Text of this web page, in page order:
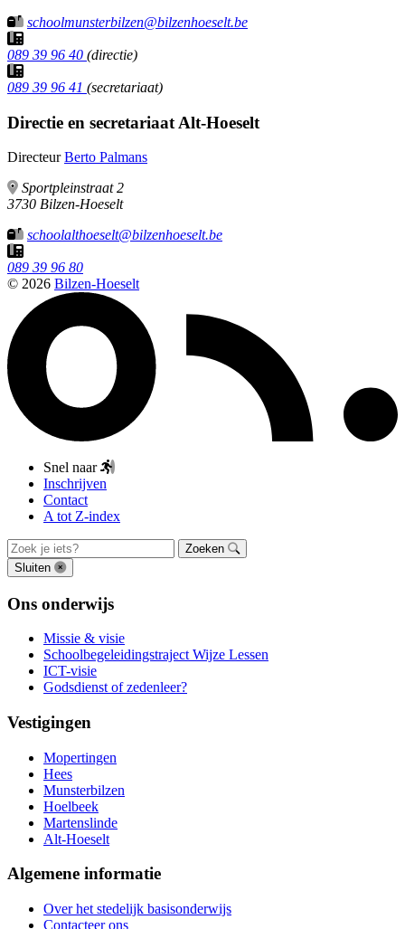
schoolmunsterbilzen@bilzenhoeselt.be
089 39 96 40 (directie)
089 39 96 41 (secretariaat)
Directie en secretariaat Alt-Hoeselt
Directeur Berto Palmans
Sportpleinstraat 2
3730 Bilzen-Hoeselt
schoolalthoeselt@bilzenhoeselt.be
089 39 96 80
© 2026 Bilzen-Hoeselt
Snel naar
Inschrijven
Contact
A tot Z-index
Zoeken
Sluiten
Ons onderwijs
Missie & visie
Schoolbegeleidingstraject Wijze Lessen
ICT-visie
Godsdienst of zedenleer?
Vestigingen
Mopertingen
Hees
Munsterbilzen
Hoelbeek
Martenslinde
Alt-Hoeselt
Algemene informatie
Over het stedelijk basisonderwijs
Contacteer ons